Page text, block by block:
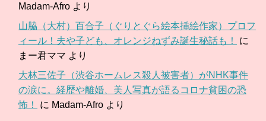
Madam-Afro より
山脇（大村）百合子（ぐりとぐら絵本挿絵作家）プロフ
ィール！夫や子ども、オレンジねずみ誕生秘話も！
に
まー君ママ より
大林三佐子（渋谷ホームレス殺人被害者）がNHK事件
の涙に。経歴や離婚、美人写真が語るコロナ貧困の恐
怖！
に Madam-Afro より